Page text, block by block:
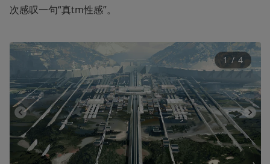
次感叹一句“真tm性感”。
1 / 4